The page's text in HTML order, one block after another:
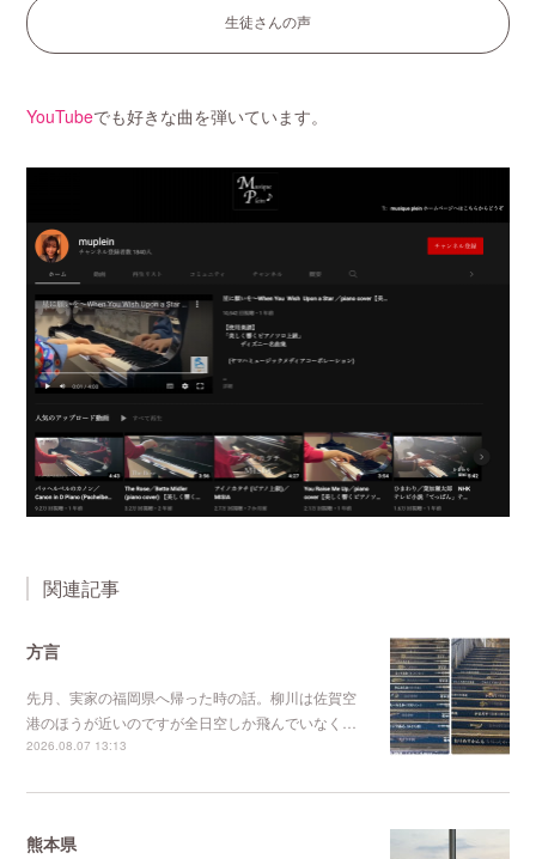
生徒さんの声
YouTubeでも好きな曲を弾いています。
関連記事
方言
先月、実家の福岡県へ帰った時の話。柳川は佐賀空
港のほうが近いのですが全日空しか飛んでいなく…
2026.08.07 13:13
熊本県